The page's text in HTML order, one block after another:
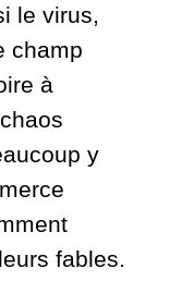
le virus,
champ
à
y
fables.